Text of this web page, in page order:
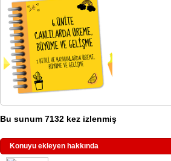
Bu sunum 7132 kez izlenmiş
Konuyu ekleyen hakkında